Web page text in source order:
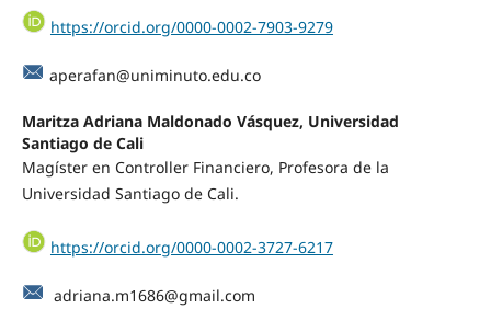
https://orcid.org/0000-0002-7903-9279
aperafan@uniminuto.edu.co
Maritza Adriana Maldonado Vásquez, Universidad
Santiago de Cali
Magíster en Controller Financiero, Profesora de la
Universidad Santiago de Cali.
https://orcid.org/0000-0002-3727-6217
adriana.m1686@gmail.com